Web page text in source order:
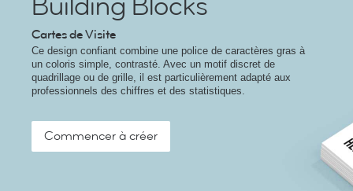
Cartes de Visite
Ce design confiant combine une police de caractères gras à
un coloris simple, contrasté. Avec un motif discret de
quadrillage ou de grille, il est particulièrement adapté aux
professionnels des chiffres et des statistiques.
Commencer à créer